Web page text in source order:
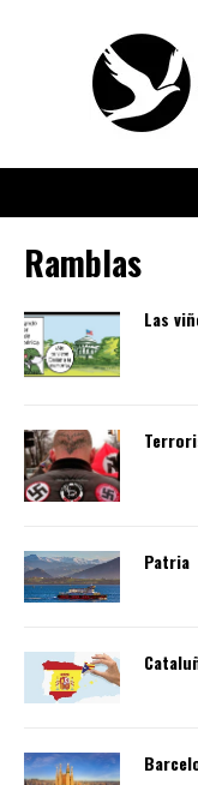
Ramblas
Las
Patria